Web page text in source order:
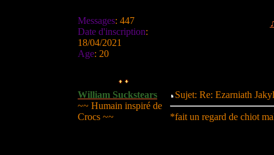
Messages: 447
Date d'inscription:
18/04/2021
Age: 20
William Suckstears
~~ Humain inspiré de
Crocs ~~
Sujet: Re: Ezarniath
*fait un regard de chiot